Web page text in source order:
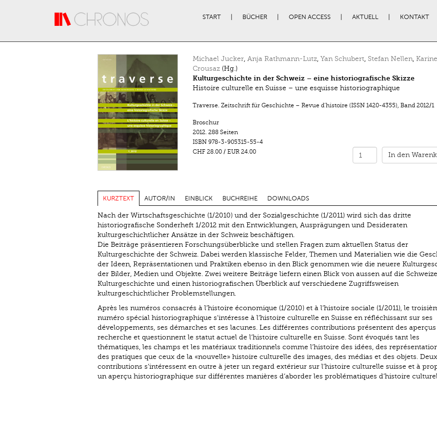
START BÜCHER OPEN ACCESS AKTUELL KONTAKT
Michael Jucker, Anja Rathmann-Lutz, Yan Schubert, Stefan Nellen, Karine
Crousaz(Hg.)
Kulturgeschichte in der Schweiz – eine historiografische Skizze
Histoire culturelle en Suisse – une esquisse historiographique
Traverse. Zeitschrift für Geschichte – Revue d’histoire (ISSN 1420-4355), Band 2012/1
Broschur
2012. 288 Seiten
ISBN 978-3-905315-55-4
CHF 28.00/ EUR 24.00 In den
KURZTEXT AUTOR/IN EINBLICK BUCHREIHE DOWNLOADS
Nach der Wirtschaftsgeschichte (1/2010) und der Sozialgeschichte (1/2011) wird sich das dritte
historiografische Sonderheft 1/2012 mit den Entwicklungen, Ausprägungen und Desideraten
kulturgeschichtlicher Ansätze in der Schweiz beschäftigen.
Die Beiträge präsentieren Forschungsüberblicke und stellen Fragen zum aktuellen Status der
Kulturgeschichte der Schweiz. Dabei werden klassische Felder, Themen und Materialien wie die
der Ideen, Repräsenta­tionen und Praktiken ebenso in den Blick genommen wie die neuere
der Bilder, Medien und Objekte. Zwei weitere Beiträge liefern einen Blick von aussen auf die
Kulturgeschichte und einen historiografischen Überblick auf verschiedene Zugriffsweisen
kulturgeschichtlicher Problemstellungen.
Après les numéros consacrés à l’histoire économique (1/2010) et à l’histoire sociale (1/2011), le
numéro spécial historiographique s’intéresse à l’histoire culturelle en Suisse en réfléchissant sur ses
développements, ses démarches et ses lacunes. Les différentes contributions présentent des aperçus
recherche et questionnent le statut actuel de l’histoire culturelle en Suisse. Sont évoqués tant les
thématiques, les champs et les matériaux traditionnels comme l’histoire des idées, des
des pratiques que ceux de la «nouvelle» histoire culturelle des images, des médias et des objets. Deux
contributions s’intéressent en outre à jeter un regard extérieur sur l’histoire culturelle suisse et à
un aperçu historiographique sur différentes manières d’aborder les problématiques d’histoire